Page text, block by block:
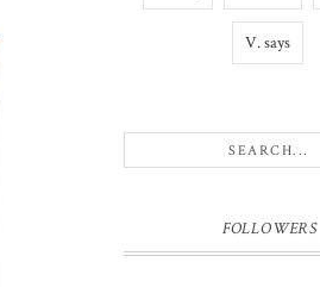
V. says
FOLLOWERS